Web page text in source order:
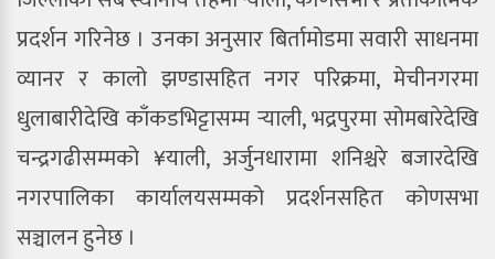
प्रदर्शन गरिनेछ । उनका अनुसार बिर्तामोडमा सवारी साधनमा
व्यानर र कालो झण्डासहित नगर परिक्रमा, मेचीनगरमा
धुलाबारीदेखि काँकडभिट्टासम्म र्‍याली, भद्रपुरमा सोमबारेदेखि
चन्द्रगढीसम्मको ¥याली, अर्जुनधारामा शनिश्चरे बजारदेखि
नगरपालिका कार्यालयसम्मको प्रदर्शनसहित कोणसभा
सञ्चालन हुनेछ ।